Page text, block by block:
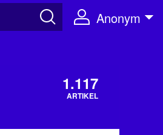
Anonym
1.117
ARTIKEL